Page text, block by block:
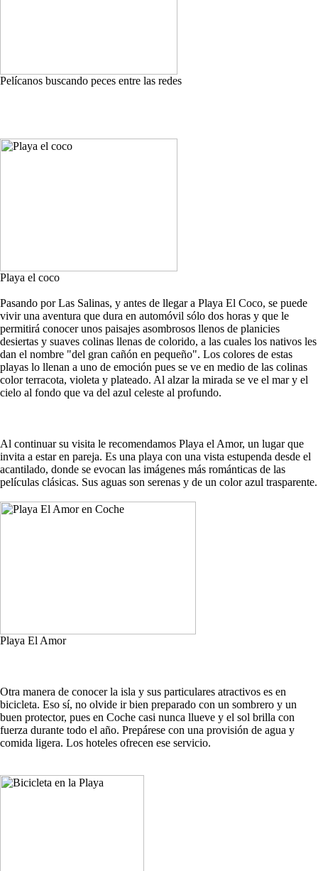
Pelícanos buscando peces entre las redes
Playa el coco
Pasando por Las Salinas, y antes de llegar a Playa El Coco, se puede
vivir una aventura que dura en automóvil sólo dos horas y que le
permitirá conocer unos paisajes asombrosos llenos de planicies
desiertas y suaves colinas llenas de colorido, a las cuales los nativos les
dan el nombre "del gran cañón en pequeño". Los colores de estas
playas lo llenan a uno de emoción pues se ve en medio de las colinas
color terracota, violeta y plateado. Al alzar la mirada se ve el mar y el
cielo al fondo que va del azul celeste al profundo.
Al continuar su visita le recomendamos Playa el Amor, un lugar que
invita a estar en pareja. Es una playa con una vista estupenda desde el
acantilado, donde se evocan las imágenes más románticas de las
películas clásicas. Sus aguas son serenas y de un color azul trasparente.
Playa El Amor
Otra manera de conocer la isla y sus particulares atractivos es en
bicicleta. Eso sí, no olvide ir bien preparado con un sombrero y un
buen protector, pues en Coche casi nunca llueve y el sol brilla con
fuerza durante todo el año. Prepárese con una provisión de agua y
comida ligera. Los hoteles ofrecen ese servicio.